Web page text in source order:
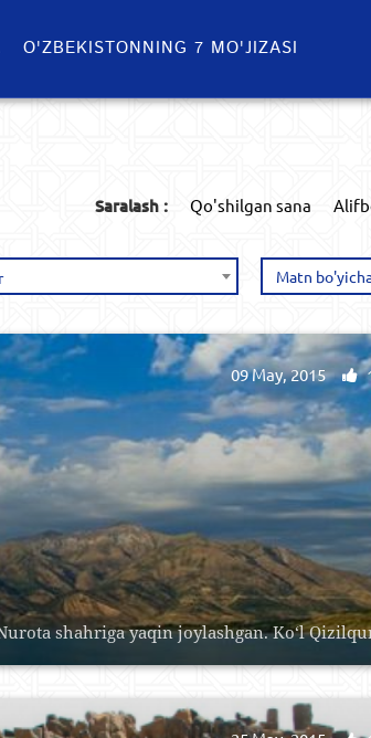
O'ZBEKISTONNING 7 MO'JIZASI
Saralash : Qo'shilgan sana
shahriga yaqin joylashgan. Ko‘l
09 May, 2015